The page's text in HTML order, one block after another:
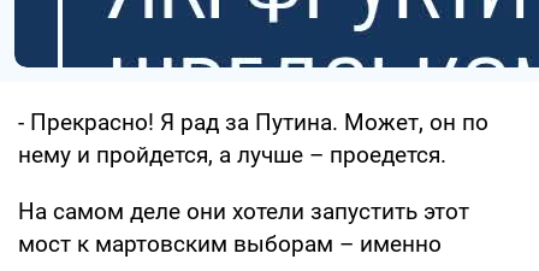
- Прекрасно! Я рад за Путина. Может, он по
нему и пройдется, а лучше – проедется.
На самом деле они хотели запустить этот
мост к мартовским выборам – именно